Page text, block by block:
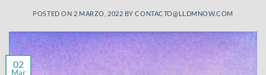
POSTED ON 2 MARZO, 2022 BYCONTACTO@LLDMNOW.COM
02
Mar